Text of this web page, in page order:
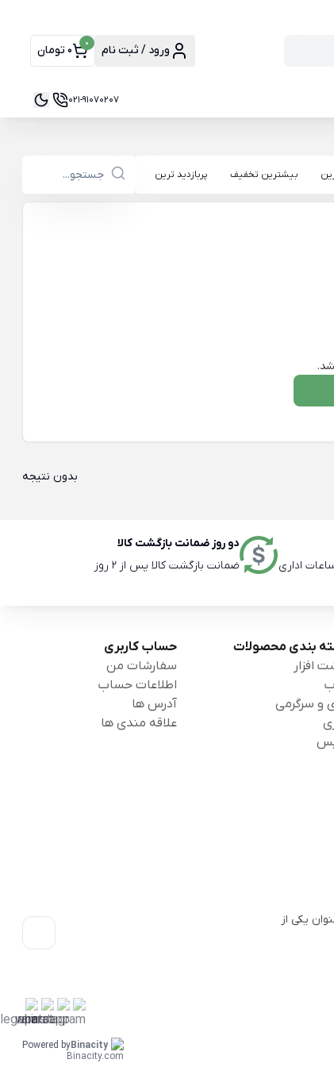
ورود / ثبت نام 0 0 تومان
021-91070207
بیشترین تخفیف پربازدید ترین
بدون نتیجه
دو روز ضمانت بازگشت کالا
ضمانت بازگشت کالا پس از 2 روز
بندی محصولات
افزار
و سرگرمی
حساب کاربری
سفارشات من
اطلاعات حساب
آدرس ها
علاقه مندی ها
به عنوان یکی از
Powered byBinacity